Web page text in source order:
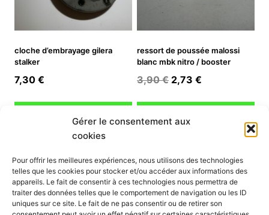
Gérer le consentement aux
cookies
Pour offrir les meilleures expériences, nous utilisons des technologies
telles que les cookies pour stocker et/ou accéder aux informations des
appareils. Le fait de consentir à ces technologies nous permettra de
traiter des données telles que le comportement de navigation ou les ID
uniques sur ce site. Le fait de ne pas consentir ou de retirer son
cloche d’embrayage gilera
stalker
7,30 €
ressort de poussée malossi
blanc mbk nitro / booster
3,90€ Le
initial
était :
2,73 €
actuel
INFORMATION
Mon compte
Nous contacter
Mode paiement